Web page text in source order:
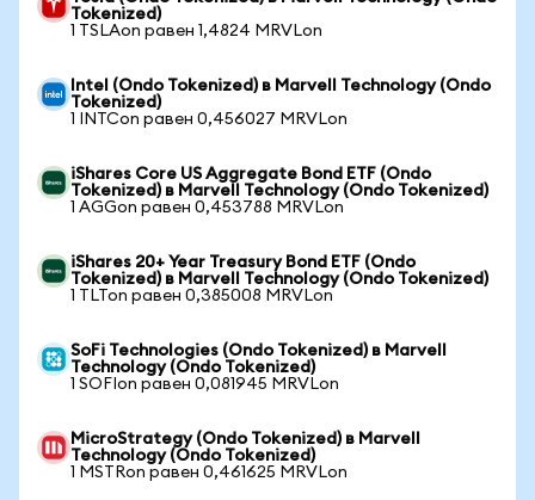
Tokenized)
1 TSLAon равен 1,4824 MRVLon
Intel (Ondo Tokenized) в Marvell Technology (Ondo
Tokenized)
1 INTCon равен 0,456027 MRVLon
iShares Core US Aggregate Bond ETF (Ondo
Tokenized) в Marvell Technology (Ondo Tokenized)
1 AGGon равен 0,453788 MRVLon
iShares 20+ Year Treasury Bond ETF (Ondo
Tokenized) в Marvell Technology (Ondo Tokenized)
1 TLTon равен 0,385008 MRVLon
SoFi Technologies (Ondo Tokenized) в Marvell
Technology (Ondo Tokenized)
1 SOFIon равен 0,081945 MRVLon
MicroStrategy (Ondo Tokenized) в Marvell
Technology (Ondo Tokenized)
1 MSTRon равен 0,461625 MRVLon